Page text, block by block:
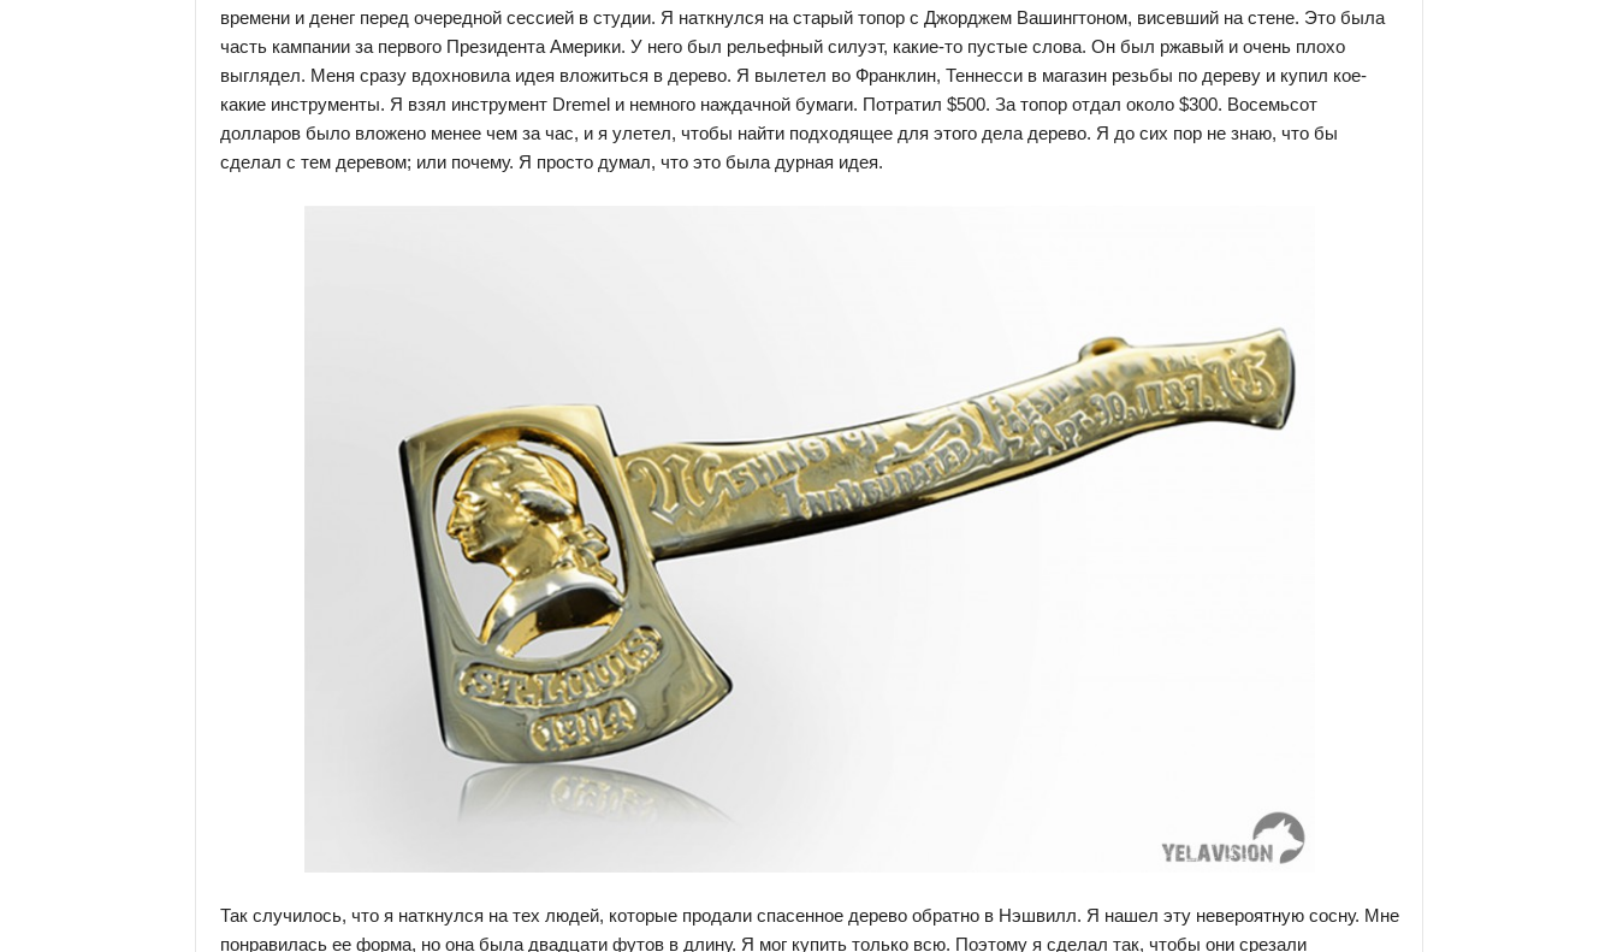
времени и денег перед очередной сессией в студии. Я наткнулся на старый топор с Джорджем Вашингтоном, висевший на стене. Это была
часть кампании за первого Президента Америки. У него был рельефный силуэт, какие-то пустые слова. Он был ржавый и очень плохо
выглядел. Меня сразу вдохновила идея вложиться в дерево. Я вылетел во Франклин, Теннесси в магазин резьбы по дереву и купил кое-
какие инструменты. Я взял инструмент Dremel и немного наждачной бумаги. Потратил $500. За топор отдал около $300. Восемьсот
долларов было вложено менее чем за час, и я улетел, чтобы найти подходящее для этого дела дерево. Я до сих пор не знаю, что бы
сделал с тем деревом; или почему. Я просто думал, что это была дурная идея.
Так случилось, что я наткнулся на тех людей, которые продали спасенное дерево обратно в Нэшвилл. Я нашел эту невероятную сосну. Мне
понравилась ее форма, но она была двадцати футов в длину. Я мог купить только всю. Поэтому я сделал так, чтобы они срезали